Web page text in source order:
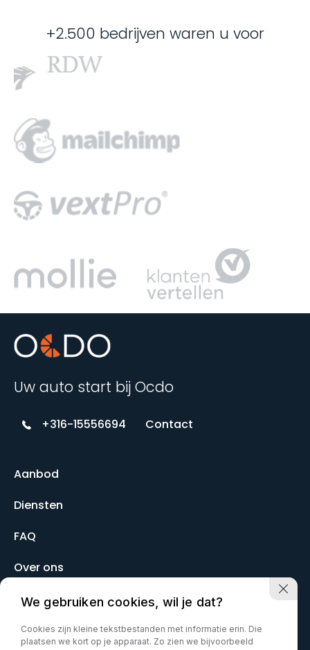
+2.500 bedrijven waren u voor
Uw auto start bij Ocdo
+316-15556694 Contact
Aanbod
Diensten
FAQ
Over ons
Contact
We gebruiken cookies, wil je dat?
Cookies zijn kleine tekstbestanden met informatie erin. Die
plaatsen we kort op je apparaat. Zo zien we bijvoorbeeld